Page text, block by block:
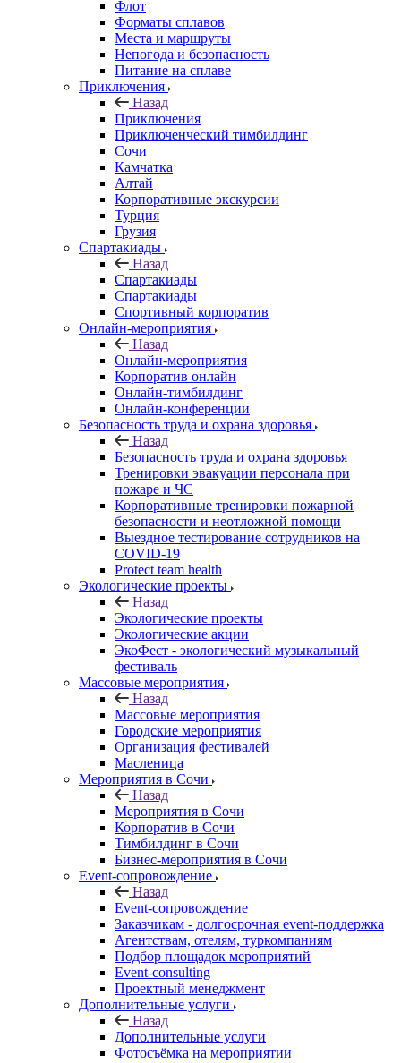
Флот
Форматы сплавов
Места и маршруты
Непогода и безопасность
Питание на сплаве
Приключения
Назад
Приключения
Приключенческий тимбилдинг
Сочи
Камчатка
Алтай
Корпоративные экскурсии
Турция
Грузия
Спартакиады
Назад
Спартакиады
Спартакиады
Спортивный корпоратив
Онлайн-мероприятия
Назад
Онлайн-мероприятия
Корпоратив онлайн
Онлайн-тимбилдинг
Онлайн-конференции
Безопасность труда и охрана здоровья
Назад
Безопасность труда и охрана здоровья
Тренировки эвакуации персонала при
пожаре и ЧС
Корпоративные тренировки пожарной
безопасности и неотложной помощи
Выездное тестирование сотрудников на
COVID-19
Protect team health
Экологические проекты
Назад
Экологические проекты
Экологические акции
ЭкоФест - экологический музыкальный
фестиваль
Массовые мероприятия
Назад
Массовые мероприятия
Городские мероприятия
Организация фестивалей
Масленица
Мероприятия в Сочи
Назад
Мероприятия в Сочи
Корпоратив в Сочи
Тимбилдинг в Сочи
Бизнес-мероприятия в Сочи
Event-сопровождение
Назад
Event-сопровождение
Заказчикам - долгосрочная event-поддержка
Агентствам, отелям, туркомпаниям
Подбор площадок мероприятий
Event-consulting
Проектный менеджмент
Дополнительные услуги
Назад
Дополнительные услуги
Фотосъёмка на мероприятии